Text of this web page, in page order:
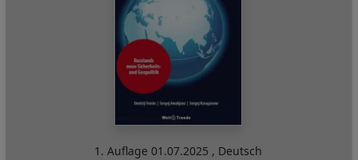
1. Auflage01.07.2025 , Deutsch